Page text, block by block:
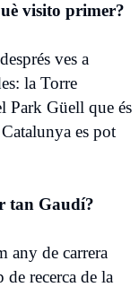
visito primer?
ves a
la Torre
Park Güell que és
es pot
tan Gaudí?
any de carrera
recerca de la